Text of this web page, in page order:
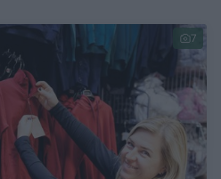
7